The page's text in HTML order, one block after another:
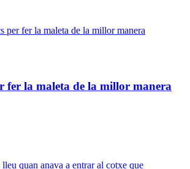
fer la maleta de la millor manera